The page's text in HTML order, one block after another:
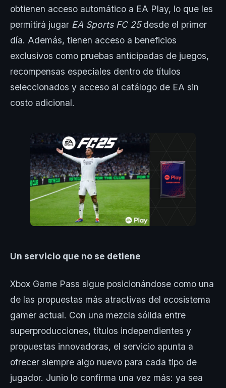
obtienen acceso automático a EA Play, lo que les
permitirá jugar EA Sports FC 25desde el primer
día. Además, tienen acceso a beneficios
exclusivos como pruebas anticipadas de juegos,
recompensas especiales dentro de títulos
seleccionados y acceso al catálogo de EA sin
costo adicional.
Un servicio que no se detiene
Xbox Game Pass sigue posicionándose como una
de las propuestas más atractivas del ecosistema
gamer actual. Con una mezcla sólida entre
superproducciones, títulos independientes y
propuestas innovadoras, el servicio apunta a
ofrecer siempre algo nuevo para cada tipo de
jugador. Junio lo confirma una vez más: ya sea